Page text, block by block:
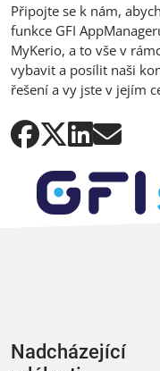
Připojte se k nám,
funkce GFI
MyKerio, a to vše v
vybavit a posílit naši
řešení a vy jste v jejím
Nadcházející